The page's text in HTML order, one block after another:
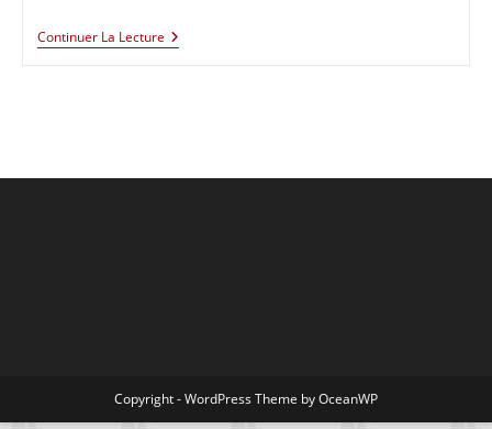
Continuer La Lecture
Copyright - WordPress Theme by OceanWP